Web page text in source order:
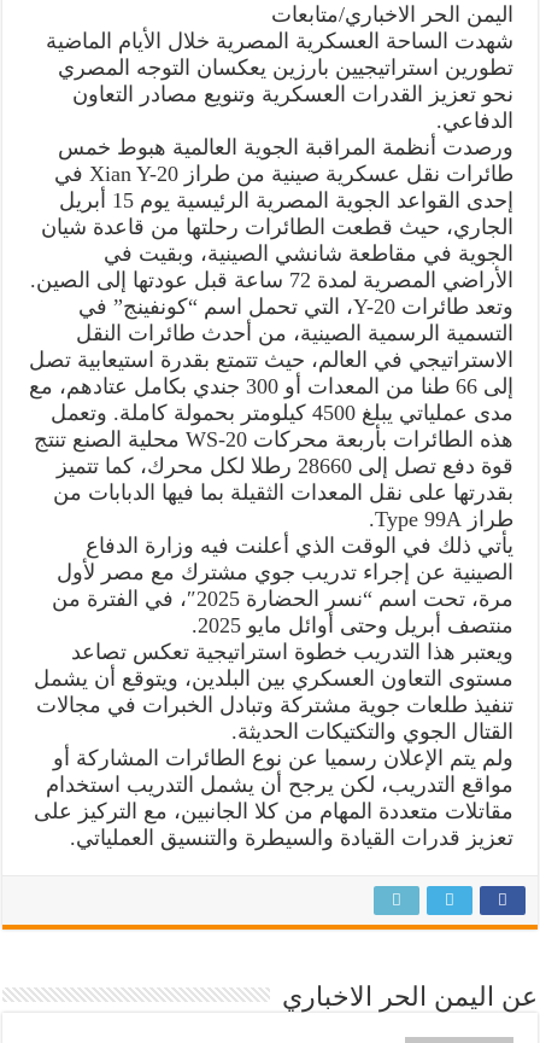
تدريب
عسكري
مصري
صيني
مشترك
اليمن الحر الاخباري/متابعات
شهدت الساحة العسكرية المصرية خلال الأيام الماضية
تطورين استراتيجيين بارزين يعكسان التوجه المصري
نحو تعزيز القدرات العسكرية وتنويع مصادر التعاون
الدفاعي.
ورصدت أنظمة المراقبة الجوية العالمية هبوط خمس
طائرات نقل عسكرية صينية من طراز Xian Y-20 في
إحدى القواعد الجوية المصرية الرئيسية يوم 15 أبريل
الجاري، حيث قطعت الطائرات رحلتها من قاعدة شيان
الجوية في مقاطعة شانشي الصينية، وبقيت في
الأراضي المصرية لمدة 72 ساعة قبل عودتها إلى الصين.
وتعد طائرات Y-20، التي تحمل اسم “كونفينج” في
التسمية الرسمية الصينية، من أحدث طائرات النقل
الاستراتيجي في العالم، حيث تتمتع بقدرة استيعابية تصل
إلى 66 طنا من المعدات أو 300 جندي بكامل عتادهم، مع
مدى عملياتي يبلغ 4500 كيلومتر بحمولة كاملة. وتعمل
هذه الطائرات بأربعة محركات WS-20 محلية الصنع تنتج
قوة دفع تصل إلى 28660 رطلا لكل محرك، كما تتميز
بقدرتها على نقل المعدات الثقيلة بما فيها الدبابات من
طراز Type 99A.
يأتي ذلك في الوقت الذي أعلنت فيه وزارة الدفاع
الصينية عن إجراء تدريب جوي مشترك مع مصر لأول
مرة، تحت اسم “نسر الحضارة 2025″، في الفترة من
منتصف أبريل وحتى أوائل مايو 2025.
ويعتبر هذا التدريب خطوة استراتيجية تعكس تصاعد
مستوى التعاون العسكري بين البلدين، ويتوقع أن يشمل
تنفيذ طلعات جوية مشتركة وتبادل الخبرات في مجالات
القتال الجوي والتكتيكات الحديثة.
ولم يتم الإعلان رسميا عن نوع الطائرات المشاركة أو
مواقع التدريب، لكن يرجح أن يشمل التدريب استخدام
مقاتلات متعددة المهام من كلا الجانبين، مع التركيز على
تعزيز قدرات القيادة والسيطرة والتنسيق العملياتي.
عن اليمن الحر الاخباري